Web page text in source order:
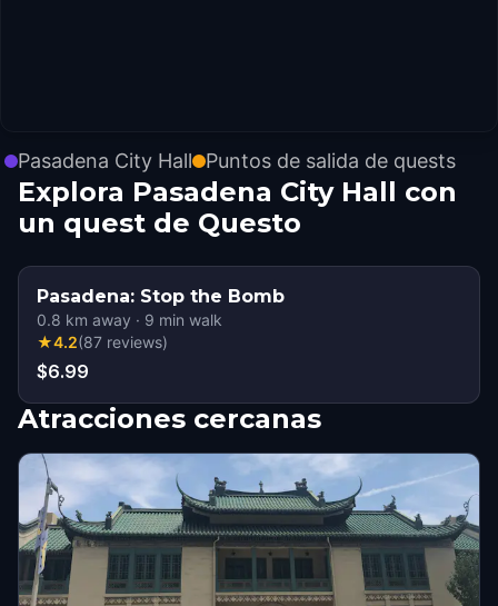
Pasadena City Hall Puntos de salida de quests
Explora Pasadena City Hall con
un quest de Questo
Pasadena: Stop the Bomb
0.8 km away · 9 min walk
★4.2(87 reviews)
$6.99
Atracciones cercanas